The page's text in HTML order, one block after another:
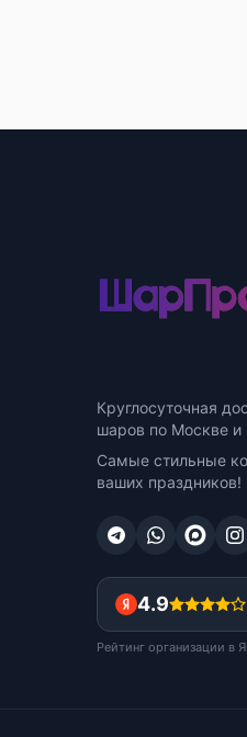
Круглосуточная
шаров по Москве
Самые стильные
ваших праздников!
4.9
Рейтинг организации в